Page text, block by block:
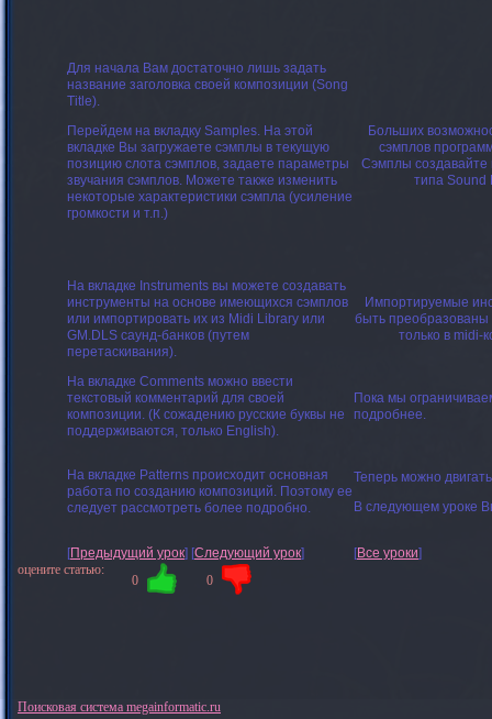
Для начала Вам достаточно лишь задать
название заголовка своей композиции (Song
Title).
Перейдем на вкладку Samples. На этой
вкладке Вы загружаете сэмплы в текущую
позицию слота сэмплов, задаете параметры
звучания сэмплов. Можете также изменить
некоторые характеристики сэмпла (усиление
громкости и т.п.)
Больших
сэмплов
Сэмплы создавайте
типа Sound
На вкладке Instruments вы можете создавать
инструменты на основе имеющихся сэмплов
или импортировать их из Midi Library или
GM.DLS саунд-банков (путем
перетаскивания).
Импортируемые
быть преобразованы
только в midi-
На вкладке Comments можно ввести
текстовый комментарий для своей
композиции. (К сожадению русские буквы не
поддерживаются, только English).
Пока мы
подробнее.
На вкладке Patterns происходит основная
работа по созданию композиций. Поэтому ее
следует рассмотреть более подробно.
Теперь можно
В следующем уроке
[Предыдущий урок] [Следующий урок] [Все уроки]
оцените статью:
0 0
Поисковая система megainformatic.ru